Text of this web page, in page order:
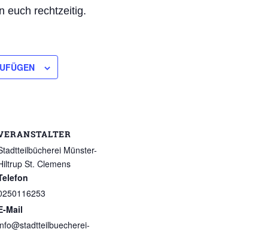
euch rechtzeitig.
Münster-
St. Clemens
Mail